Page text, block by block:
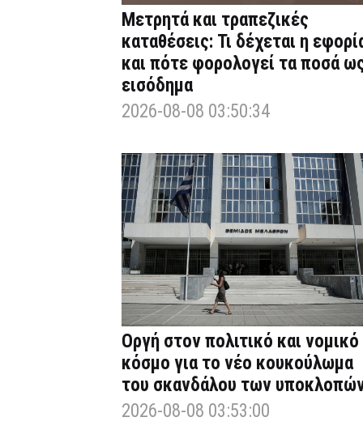
Μετρητά και τραπεζικές
καταθέσεις: Τι δέχεται η
και πότε φορολογεί τα ποσά
εισόδημα
2026-08-08 03:50:34
Οργή στον πολιτικό και νομικό
κόσμο για το νέο κουκούλωμα
του σκανδάλου των
2026-08-08 03:53:00